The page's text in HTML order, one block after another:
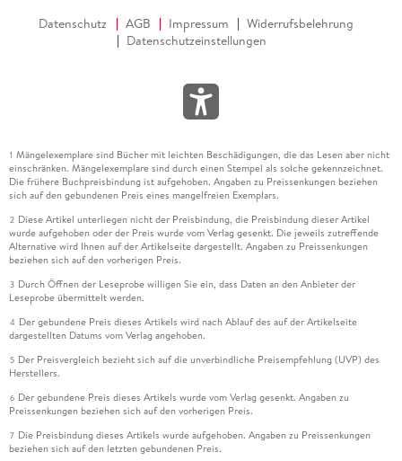
Datenschutz AGB Impressum
Widerrufsbelehrung
Datenschutzeinstellungen
1 Mängelexemplare sind Bücher mit leichten Beschädigungen, die das Lesen aber nicht
einschränken. Mängelexemplare sind durch einen Stempel als solche gekennzeichnet.
Die frühere Buchpreisbindung ist aufgehoben. Angaben zu Preissenkungen beziehen
sich auf den gebundenen Preis eines mangelfreien Exemplars.
2 Diese Artikel unterliegen nicht der Preisbindung, die Preisbindung dieser Artikel
wurde aufgehoben oder der Preis wurde vom Verlag gesenkt. Die jeweils zutreffende
Alternative wird Ihnen auf der Artikelseite dargestellt. Angaben zu Preissenkungen
beziehen sich auf den vorherigen Preis.
3 Durch Öffnen der Leseprobe willigen Sie ein, dass Daten an den Anbieter der
Leseprobe übermittelt werden.
4 Der gebundene Preis dieses Artikels wird nach Ablauf des auf der Artikelseite
dargestellten Datums vom Verlag angehoben.
5 Der Preisvergleich bezieht sich auf die unverbindliche Preisempfehlung (UVP) des
Herstellers.
6 Der gebundene Preis dieses Artikels wurde vom Verlag gesenkt. Angaben zu
Preissenkungen beziehen sich auf den vorherigen Preis.
7 Die Preisbindung dieses Artikels wurde aufgehoben. Angaben zu Preissenkungen
beziehen sich auf den letzten gebundenen Preis.